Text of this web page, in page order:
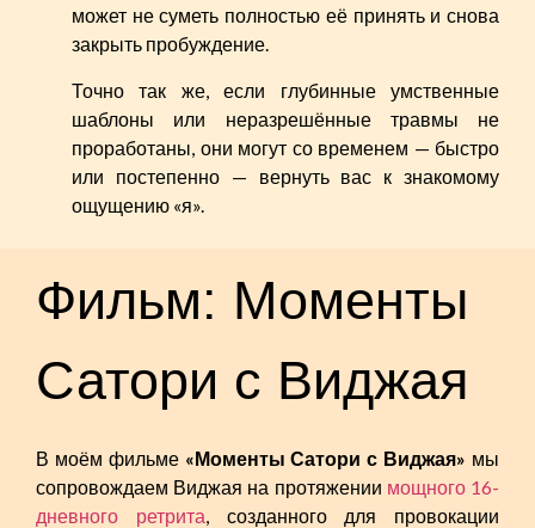
может не суметь полностью её принять и снова
закрыть пробуждение.
Точно так же, если глубинные умственные
шаблоны или неразрешённые травмы не
проработаны, они могут со временем — быстро
или постепенно — вернуть вас к знакомому
ощущению «я».
Фильм: Моменты
Сатори с Виджая
В моём фильме «Моменты Сатори с Виджая» мы
сопровождаем Виджая на протяжении мощного 16-
дневного ретрита, созданного для провокации